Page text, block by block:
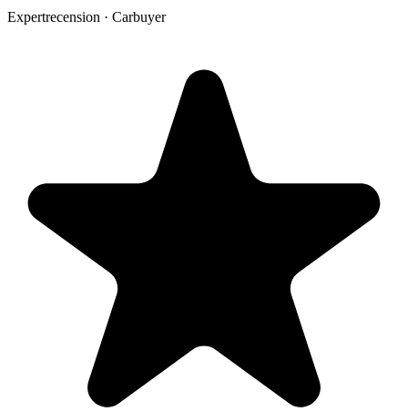
Expertrecension · Carbuyer